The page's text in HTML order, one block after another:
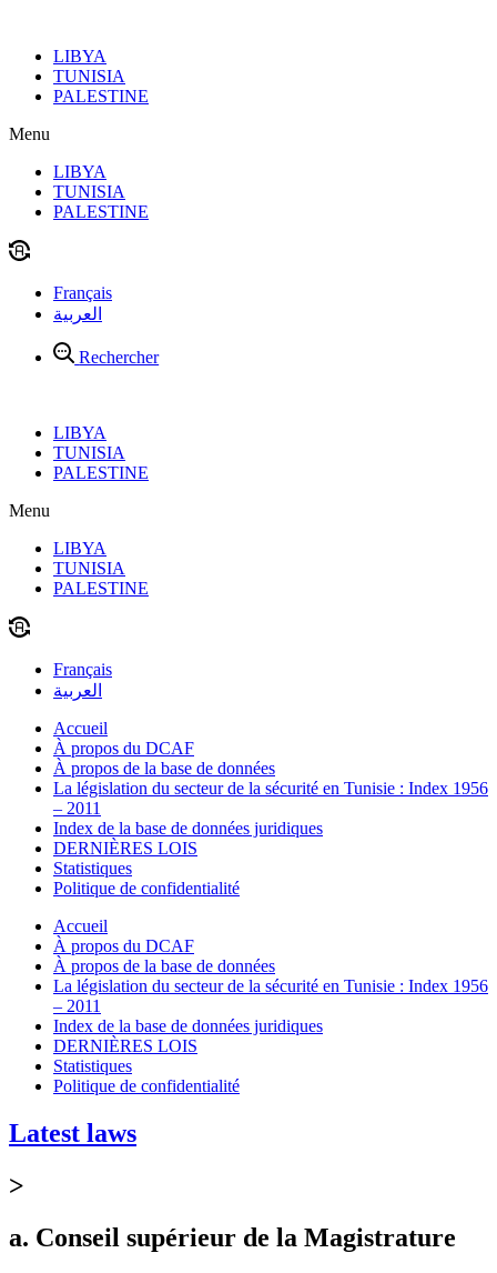
contenuLIBYA
TUNISIA
PALESTINE
Menu
LIBYA
TUNISIA
PALESTINE
Français
العربية
Rechercher
LIBYA
TUNISIA
PALESTINE
Menu
LIBYA
TUNISIA
PALESTINE
Français
العربية
Accueil
À propos du DCAF
À propos de la base de données
La législation du secteur de la sécurité en Tunisie : Index 1956
– 2011
Index de la base de données juridiques
DERNIÈRES LOIS
Statistiques
Politique de confidentialité
Accueil
À propos du DCAF
À propos de la base de données
La législation du secteur de la sécurité en Tunisie : Index 1956
– 2011
Index de la base de données juridiques
DERNIÈRES LOIS
Statistiques
Politique de confidentialité
Latest laws
>
a. Conseil supérieur de la Magistrature